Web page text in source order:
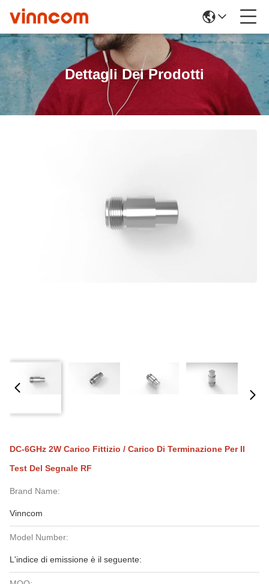
Dettagli Dei Prodotti
DC-6GHz 2W Carico Fittizio / Carico Di Terminazione Per Il
Test Del Segnale RF
Brand Name:
Vinncom
Model Number:
L'indice di emissione è il seguente: